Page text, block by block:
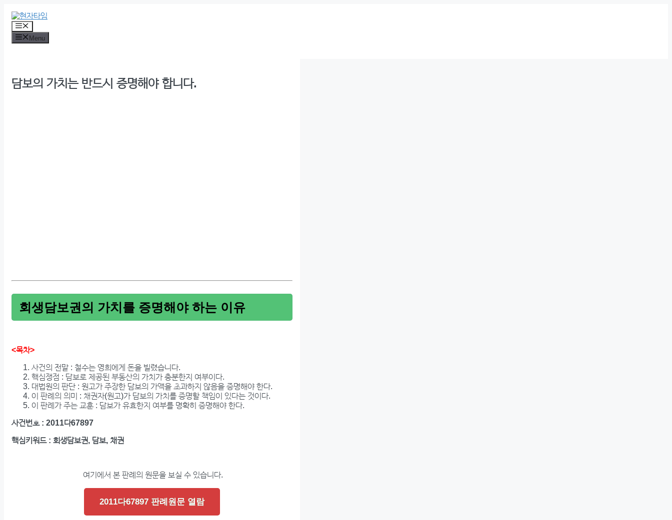
contentMenu
Menu
담보의 가치는 반드시 증명해야 합니다.
회생담보권의 가치를 증명해야 하는 이유
<목차>
사건의 전말 : 철수는 영희에게 돈을 빌렸습니다.
핵심쟁점 : 담보로 제공된 부동산의 가치가 충분한지 여부이다.
대법원의 판단 : 원고가 주장한 담보의 가액을 초과하지 않음을 증명해야 한다.
이 판례의 의미 : 채권자(원고)가 담보의 가치를 증명할 책임이 있다는 것이다.
이 판례가 주는 교훈 : 담보가 유효한지 여부를 명확히 증명해야 한다.
사건번호 : 2011다67897
핵심키워드 : 회생담보권, 담보, 채권
여기에서 본 판례의 원문을 보실 수 있습니다.
2011다67897 판례원문 열람